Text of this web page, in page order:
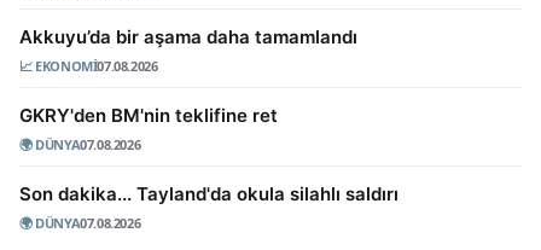
Akkuyu’da bir aşama daha tamamlandı
📈 EKONOMI07.08.2026
GKRY'den BM'nin teklifine ret
🌍 DÜNYA07.08.2026
Son dakika... Tayland'da okula silahlı saldırı
🌍 DÜNYA07.08.2026